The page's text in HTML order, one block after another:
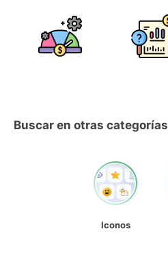
Buscar en otras categorías
Iconos